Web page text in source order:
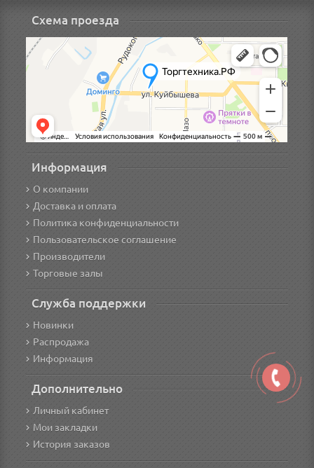
Схема проезда
Информация
О компании
Доставка и оплата
Политика конфиденциальности
Пользовательское соглашение
Производители
Торговые залы
Служба поддержки
Новинки
Распродажа
Информация
Дополнительно
Личный кабинет
Мои закладки
История заказов